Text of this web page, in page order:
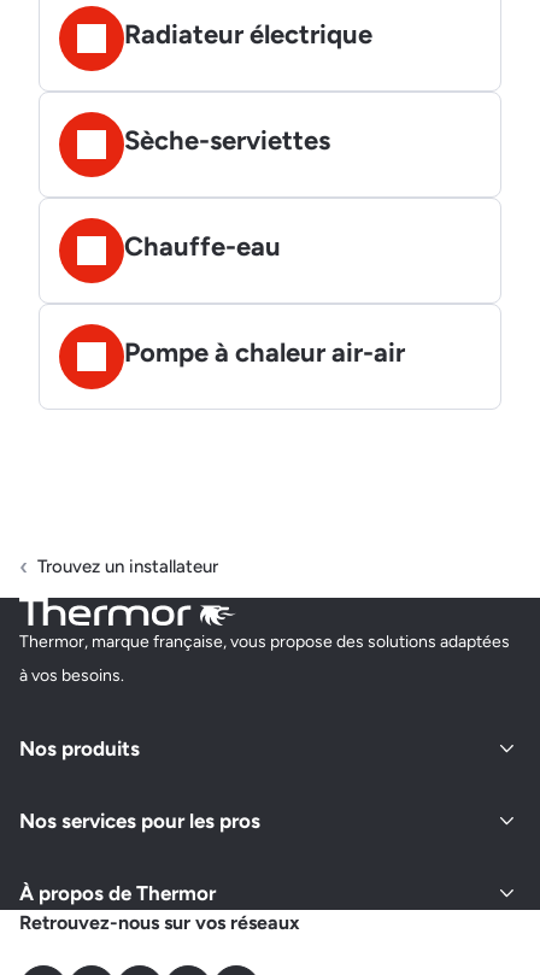
Radiateur électrique
Sèche-serviettes
Chauffe-eau
Pompe à chaleur air-air
Trouvez un installateur
Thermor, marque française, vous propose des solutions adaptées
à vos besoins.
Nos produits
Nos services pour les pros
À propos de Thermor
Retrouvez-nous sur vos réseaux